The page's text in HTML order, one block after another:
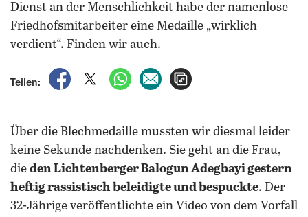
Dienst an der Menschlichkeit habe der namenlose
Friedhofsmitarbeiter eine Medaille „wirklich
verdient“. Finden wir auch.
Teilen:
auf Facebook teilen
auf X teilenper WhatsApp teilen
per E-Mail teilen
Über die Blechmedaille mussten wir diesmal leider
keine Sekunde nachdenken. Sie geht an die Frau,
die den Lichtenberger Balogun Adegbayi gestern
heftig rassistisch beleidigte und bespuckte. Der
32-Jährige veröffentlichte ein Video von dem Vorfall